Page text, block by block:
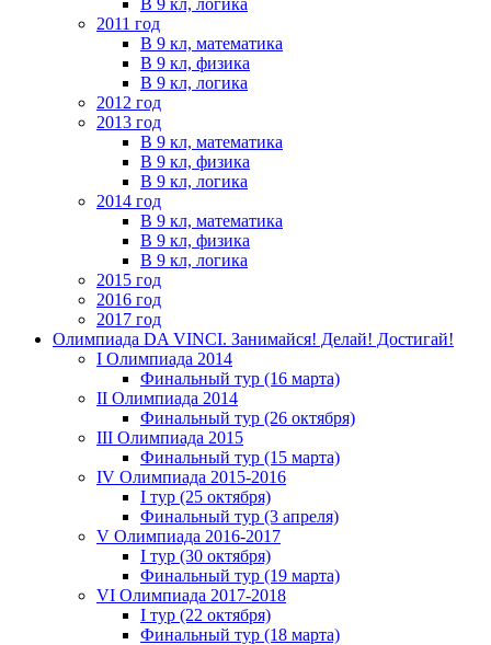
2011 год
В 9 кл, математика
В 9 кл, физика
В 9 кл, логика
2012 год
2013 год
В 9 кл, математика
В 9 кл, физика
В 9 кл, логика
2014 год
В 9 кл, математика
В 9 кл, физика
В 9 кл, логика
2015 год
2016 год
2017 год
Олимпиада DA VINCI. Занимайся! Делай! Достигай!
I Олимпиада 2014
Финальный тур (16 марта)
II Олимпиада 2014
Финальный тур (26 октября)
III Олимпиада 2015
Финальный тур (15 марта)
IV Олимпиада 2015-2016
I тур (25 октября)
Финальный тур (3 апреля)
V Олимпиада 2016-2017
I тур (30 октября)
Финальный тур (19 марта)
VI Олимпиада 2017-2018
I тур (22 октября)
Финальный тур (18 марта)